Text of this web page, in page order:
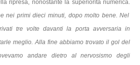
ripresa, nonostante la superiorità numerica.
nei primi dieci minuti, dopo molto bene. Nel
tre volte davanti la porta avversaria in
meglio. Alla fine abbiamo trovato il gol del
andare dietro al nervosismo degli